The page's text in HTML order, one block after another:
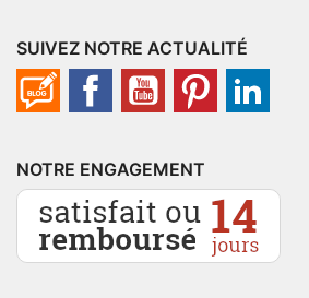
SUIVEZ NOTRE ACTUALITÉ
NOTRE ENGAGEMENT